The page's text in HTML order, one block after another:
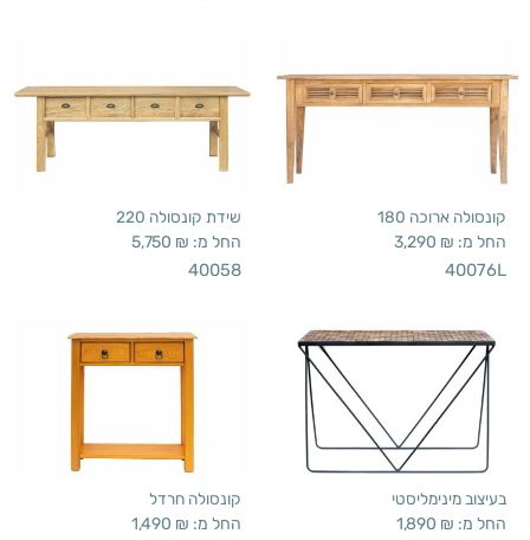
קונסולה ארוכה 180
החל מ: 3,290 ₪
40076L
שידת קונסולה 220
החל מ: 5,750 ₪
40058
בעיצוב מינימליסטי
החל מ: 1,890 ₪
קונסולה חרדל
החל מ: 1,490 ₪